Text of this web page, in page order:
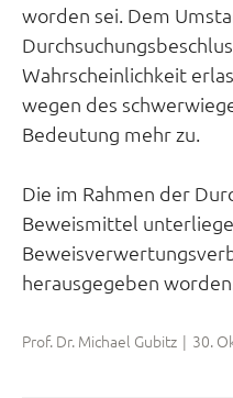
worden sei. Dem
Wahrscheinlichkeit
wegen des
Bedeutung mehr zu.
Die im Rahmen der
Beweismittel
herausgegeben
Prof. Dr. Michael Gubitz | 30.